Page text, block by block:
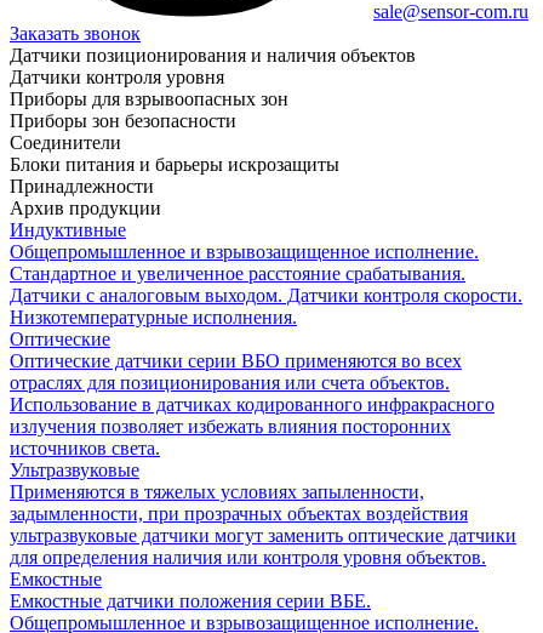
sale@sensor-com.ru
Заказать звонок
Датчики позиционирования и наличия объектов
Датчики контроля уровня
Приборы для взрывоопасных зон
Приборы зон безопасности
Соединители
Блоки питания и барьеры искрозащиты
Принадлежности
Архив продукции
Индуктивные
Общепромышленное и взрывозащищенное исполнение.
Стандартное и увеличенное расстояние срабатывания.
Датчики с аналоговым выходом. Датчики контроля скорости.
Низкотемпературные исполнения.
Оптические
Оптические датчики серии ВБО применяются во всех
отраслях для позиционирования или счета объектов.
Использование в датчиках кодированного инфракрасного
излучения позволяет избежать влияния посторонних
источников света.
Ультразвуковые
Применяются в тяжелых условиях запыленности,
задымленности, при прозрачных объектах воздействия
ультразвуковые датчики могут заменить оптические датчики
для определения наличия или контроля уровня объектов.
Емкостные
Емкостные датчики положения серии ВБЕ.
Общепромышленное и взрывозащищенное исполнение.